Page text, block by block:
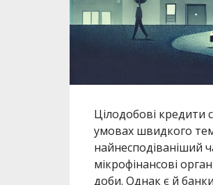
Цілодобові кредити
умовах швидкого
найнесподіваніший
мікрофінансові
доби. Однак є й